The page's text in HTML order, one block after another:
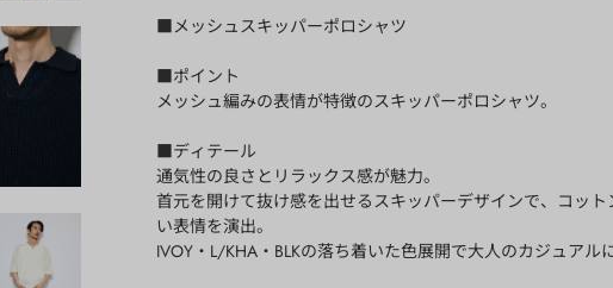
■メッシュスキッパーポロシャツ
■ポイント
メッシュ編みの表情が特徴のスキッパーポロシャツ。
■ディテール
通気性の良さとリラックス感が魅力。
首元を開けて抜け感を出せるスキッパーデザインで、コッ
い表情を演出。
IVOY・L/KHA・BLKの落ち着いた色展開で大人のカジュアル